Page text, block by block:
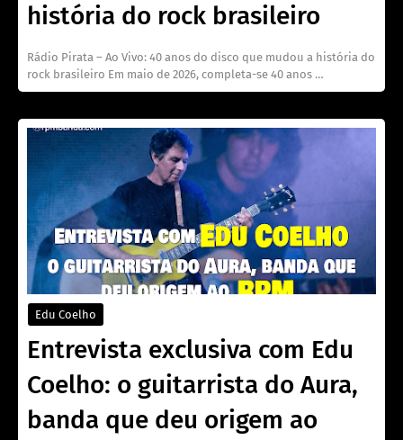
história do rock brasileiro
Rádio Pirata – Ao Vivo: 40 anos do disco que mudou a história do
rock brasileiro Em maio de 2026, completa-se 40 anos …
Edu Coelho
Entrevista exclusiva com Edu
Coelho: o guitarrista do Aura,
banda que deu origem ao